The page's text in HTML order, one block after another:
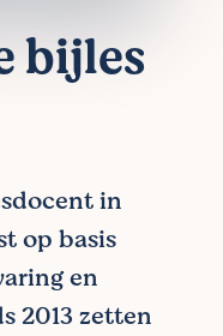
bijles
in
op basis
en
2013 zetten